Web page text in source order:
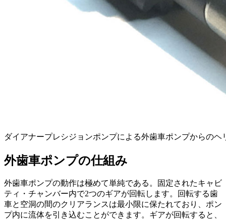
ダイアナープレシジョンポンプによる外歯車ポンプからのヘ
外歯車ポンプの仕組み
外歯車ポンプの動作は極めて単純である。固定されたキャビ
ティ・チャンバー内で2つのギアが回転します。回転する歯
車と空洞の間のクリアランスは最小限に保たれており、ポン
プ内に流体を引き込むことができます。ギアが回転すると、